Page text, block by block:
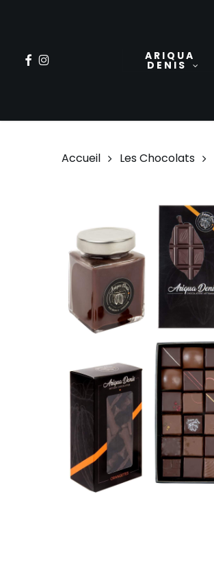
content
ARIQUA
DENIS
FACEBOOK
INSTAGRAM
Accueil Les Chocolats